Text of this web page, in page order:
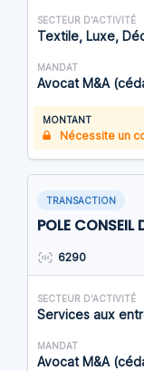
SECTEUR D'ACTIVITÉ
Textile, Luxe,
MANDAT
Avocat M&A
MONTANT
Nécessite un
TRANSACTION
POLE CONSEIL
6290
SECTEUR D'ACTIVITÉ
Services aux
MANDAT
Avocat M&A